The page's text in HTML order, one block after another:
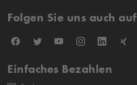
Folgen Sie uns auch auf
Einfaches Bezahlen